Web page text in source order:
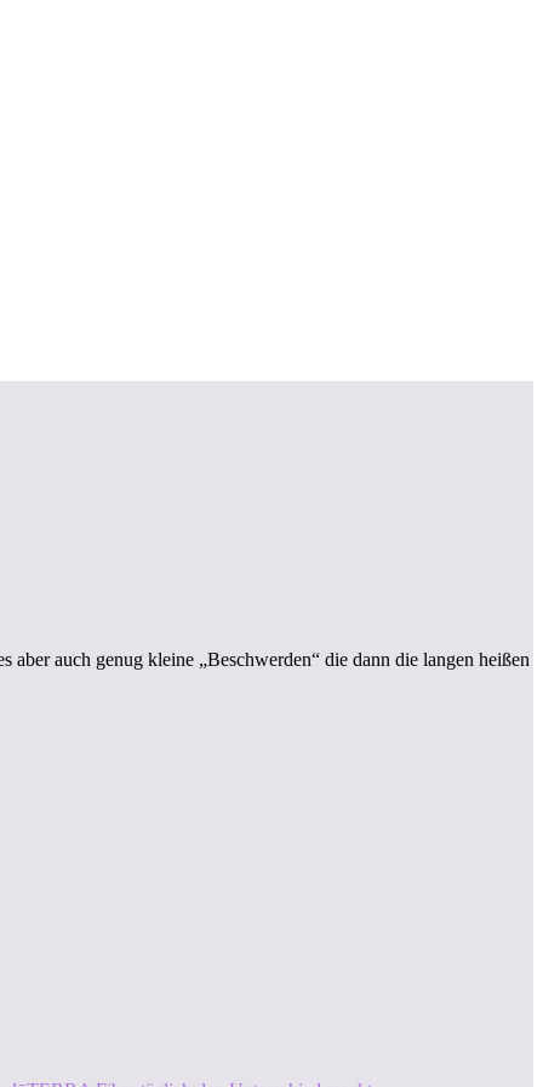
auch genug kleine „Beschwerden“ die dann die langen heißen